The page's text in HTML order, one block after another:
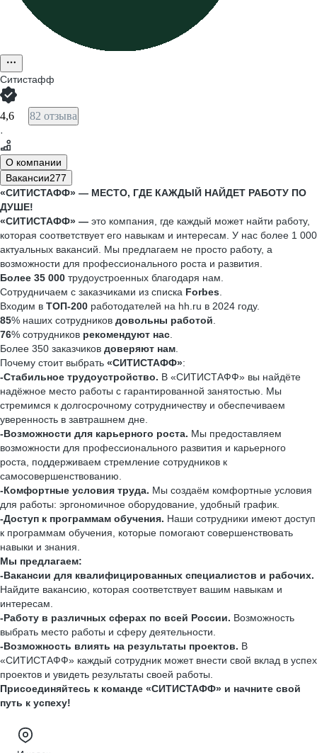
Ситистафф
4,6 82 отзыва
·
О компании
Вакансии277
«СИТИСТАФФ» — МЕСТО, ГДЕ КАЖДЫЙ НАЙДЕТ РАБОТУ ПО
ДУШЕ!
«СИТИСТАФФ» — это компания, где каждый может найти работу,
которая соответствует его навыкам и интересам. У нас более 1 000
актуальных вакансий. Мы предлагаем не просто работу, а
возможности для профессионального роста и развития.
Более 35 000 трудоустроенных благодаря нам.
Сотрудничаем с заказчиками из списка Forbes
Входим в ТОП-200 работодателей на hh.ru в 2024 году.
85% наших сотрудников довольны работой
76% сотрудников рекомендуют нас
Более 350 заказчиков доверяют нам
Почему стоит выбрать «СИТИСТАФФ»:
-Стабильное трудоустройство. В «СИТИСТАФФ» вы найдёте
надёжное место работы с гарантированной занятостью. Мы
стремимся к долгосрочному сотрудничеству и обеспечиваем
уверенность в завтрашнем дне.
-Возможности для карьерного роста. Мы предоставляем
возможности для профессионального развития и карьерного
роста, поддерживаем стремление сотрудников к
самосовершенствованию.
-Комфортные условия труда. Мы создаём комфортные условия
для работы: эргономичное оборудование, удобный график.
-Доступ к программам обучения. Наши сотрудники имеют доступ
к программам обучения, которые помогают совершенствовать
навыки и знания.
Мы предлагаем:
-Вакансии для квалифицированных специалистов и рабочих.
Найдите вакансию, которая соответствует вашим навыкам и
интересам.
-Работу в различных сферах по всей России. Возможность
выбрать место работы и сферу деятельности.
-Возможность влиять на результаты проектов. В
«СИТИСТАФФ» каждый сотрудник может внести свой вклад в успех
проектов и увидеть результаты своей работы.
Присоединяйтесь к команде «СИТИСТАФФ» и начните свой
путь к успеху!